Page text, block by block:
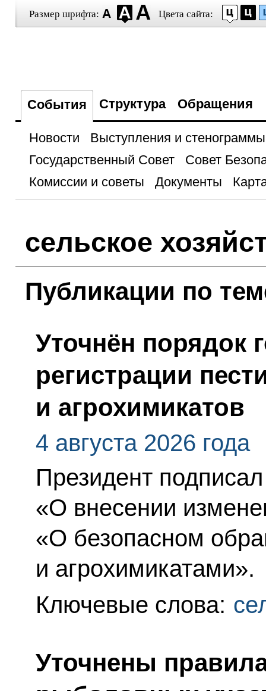
Размер шрифта: Цвета сайта:
События Структура Обращения
Новости
Выступления и стенограммы
Государственный Совет
Совет
Комиссии и советы
Документы
сельское
Публикации по
Уточнён порядок
регистрации
и агрохимикатов
4 августа 2026 года
Президент
«О внесении
«О безопасном
и агрохимикатами».
Ключевые слова:
Уточнены